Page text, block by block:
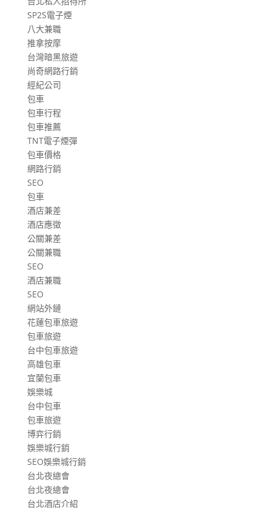
SP2S電子煙
八大兼職
推拿按摩
台灣暗黑旅遊
尚奇網路行銷
經紀公司
包車
包車行程
包車推薦
TNT電子煙彈
包車價格
網路行銷
SEO
包車
酒店兼差
酒店應徵
公關兼差
公關兼職
SEO
酒店兼職
SEO
網站外鏈
花蓮包車旅遊
包車旅遊
台中包車旅遊
高雄包車
宜蘭包車
娛樂城
台中包車
包車旅遊
博弈行銷
娛樂城行銷
SEO娛樂城行銷
台北夜總會
台北夜總會
台北酒店介紹